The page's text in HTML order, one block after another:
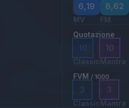
6,19
MV
6,62
FM
Quotazione
10
Classic
10
Mantra
FVM / 1000
3
Classic
3
Mantra